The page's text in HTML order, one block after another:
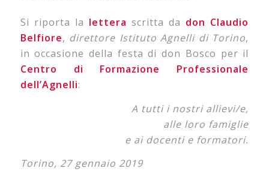
Si riporta la lettera scritta da don Claudio
Belfiore, direttore Istituto Agnelli di Torino,
in occasione della festa di don Bosco per il
Centro di Formazione Professionale
dell’Agnelli:
A tutti i nostri allievi/e,
alle loro famiglie
e ai docenti e formatori.
Torino, 27 gennaio 2019